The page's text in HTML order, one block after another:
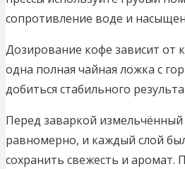
сопротивление воде и
Дозирование кофе зависит от
одна полная чайная ложка с
добиться стабильного
Перед заваркой измельчённый
равномерно, и каждый слой
сохранить свежесть и